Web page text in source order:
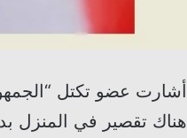
أشارت عضو تكتل
هناك تقصير في المنزل